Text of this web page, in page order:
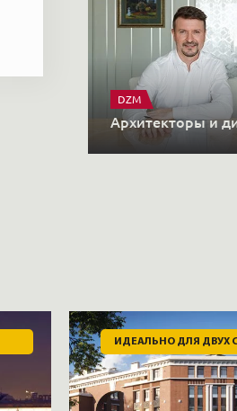
DZM
Архитекторы и
ИДЕАЛЬНО ДЛЯ ДВУХ